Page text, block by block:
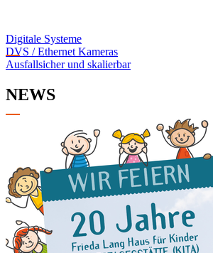
Digitale Systeme
DVS / Ethernet Kameras
Ausfallsicher und skalierbar
NEWS